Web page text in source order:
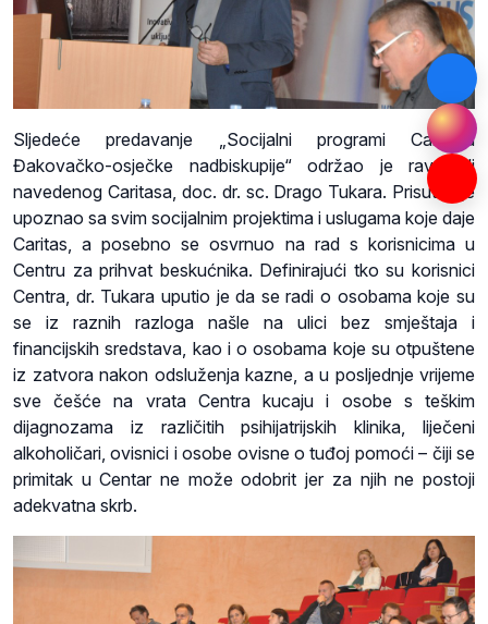
Sljedeće predavanje „Socijalni programi Caritasa
Đakovačko-osječke nadbiskupije“ održao je ravnatelj
navedenog Caritasa, doc. dr. sc. Drago Tukara. Prisutne je
upoznao sa svim socijalnim projektima i uslugama koje daje
Caritas, a posebno se osvrnuo na rad s korisnicima u
Centru za prihvat beskućnika. Definirajući tko su korisnici
Centra, dr. Tukara uputio je da se radi o osobama koje su
se iz raznih razloga našle na ulici bez smještaja i
financijskih sredstava, kao i o osobama koje su otpuštene
iz zatvora nakon odsluženja kazne, a u posljednje vrijeme
sve češće na vrata Centra kucaju i osobe s teškim
dijagnozama iz različitih psihijatrijskih klinika, liječeni
alkoholičari, ovisnici i osobe ovisne o tuđoj pomoći – čiji se
primitak u Centar ne može odobrit jer za njih ne postoji
adekvatna skrb.